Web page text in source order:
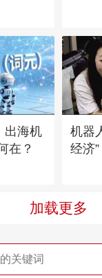
出海机
在？
机器
经济”
加载更多